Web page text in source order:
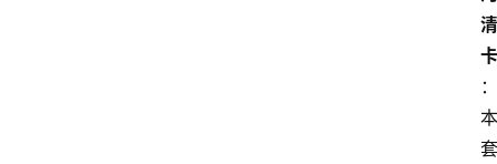
清
卡
：
本
套